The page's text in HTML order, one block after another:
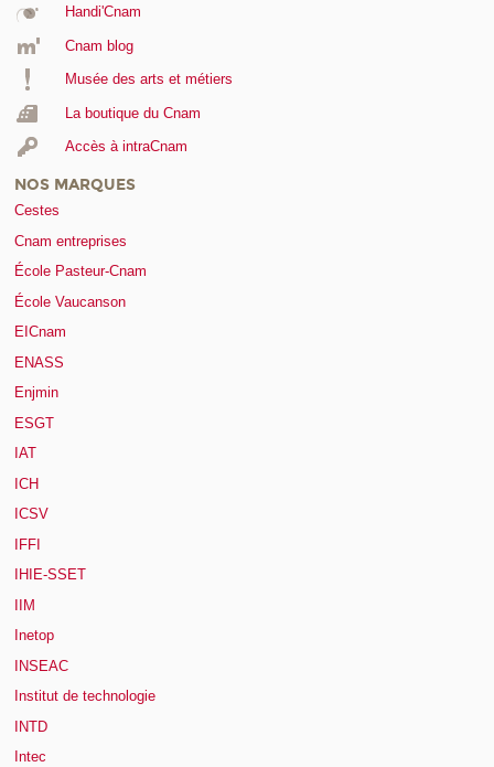
Handi'Cnam
Cnam blog
Musée des arts et métiers
La boutique du Cnam
Accès à intraCnam
NOS MARQUES
Cestes
Cnam entreprises
École Pasteur-Cnam
École Vaucanson
EICnam
ENASS
Enjmin
ESGT
IAT
ICH
ICSV
IFFI
IHIE-SSET
IIM
Inetop
INSEAC
Institut de technologie
INTD
Intec